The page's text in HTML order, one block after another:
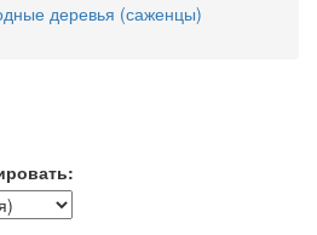
деревья (саженцы)